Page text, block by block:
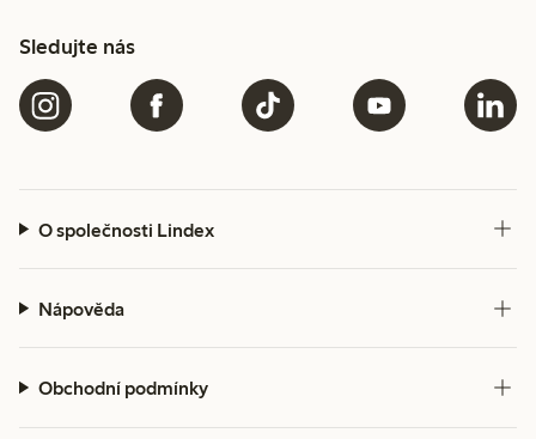
Sledujte nás
O společnosti Lindex
Nápověda
Obchodní podmínky